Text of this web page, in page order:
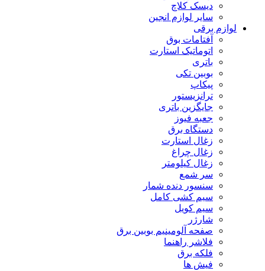
دیسک کلاچ
سایر لوازم انجین
لوازم برقی
آفتامات بوق
اتوماتیک استارت
باتری
بوبین تکی
پیکاپ
ترانزیستور
جایگزین باتری
جعبه فیوز
دستگاه برق
زغال استارت
زغال چراغ
زغال کیلومتر
سر شمع
سنسور دنده شمار
سیم کشی کامل
سیم کویل
شارژر
صفحه آلومینیم بوبین برق
فلاشر راهنما
فلکه برق
فیش ها